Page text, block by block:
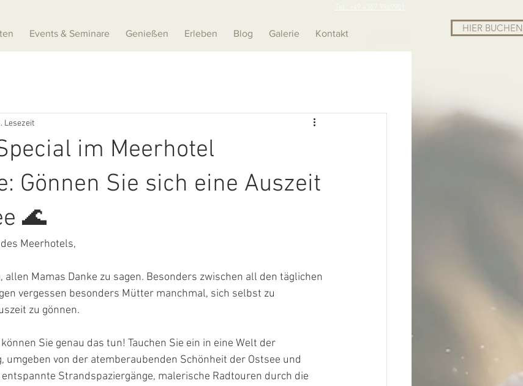
Events & Seminare Genießen Erleben Blog Galerie Kontakt HIER
im Meerhotel
Gönnen Sie sich eine Auszeit
🌊
Lesezeit
Meerhotels,
allen Mamas Danke zu sagen. Besonders zwischen all den täglichen
vergessen besonders Mütter manchmal, sich selbst zu
zu gönnen.
Sie genau das tun! Tauchen Sie ein in eine Welt der
umgeben von der atemberaubenden Schönheit der Ostsee und
Strandspaziergänge, malerische Radtouren durch die